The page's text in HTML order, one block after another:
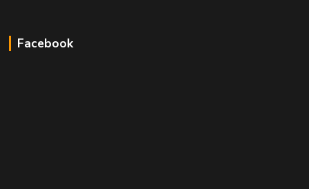
Facebook